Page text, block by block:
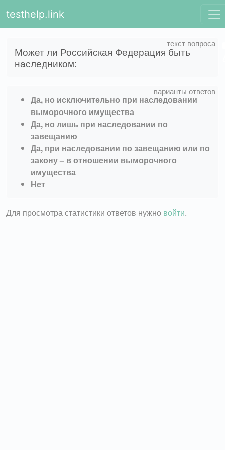
testhelp.link
Может ли Российская Федерация быть
наследником:
Да, но исключительно при наследовании
выморочного имущества
Да, но лишь при наследовании по
завещанию
Да, при наследовании по завещанию или по
закону – в отношении выморочного
имущества
Нет
Для просмотра статистики ответов нужно войти.